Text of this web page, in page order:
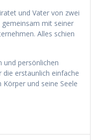
und Vater von zwei
gemeinsam mit seiner
Alles schien
persönlichen
die erstaunlich einfache
und seine Seele